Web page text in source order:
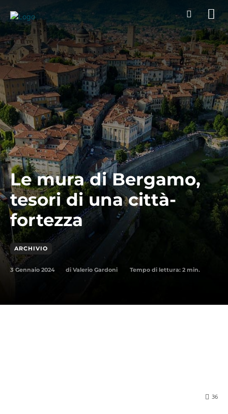
Le mura di Bergamo,
tesori di una città-
fortezza
ARCHIVIO
3 Gennaio 2024 di Valerio Gardoni Tempo di lettura: 2min.
36